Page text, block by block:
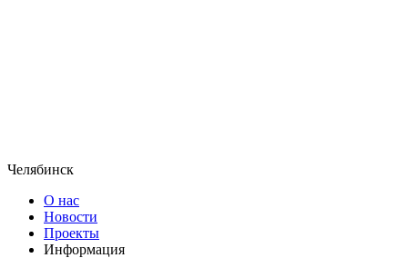
Челябинск
О нас
Новости
Проекты
Информация